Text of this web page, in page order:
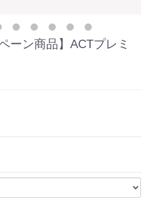
ーン商品】ACTプレミ